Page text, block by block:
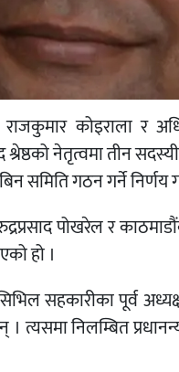
कोइराला र
नेतृत्वमा तीन
समिति गठन गर्ने निर्णय
पोखरेल र
हो ।
सहकारीका पूर्व
त्यसमा निलम्बित